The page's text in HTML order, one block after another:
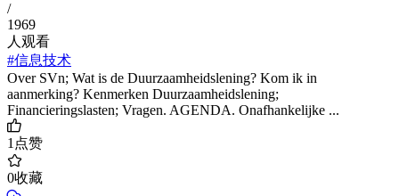
/
1969
人观看
#信息技术
Over SVn; Wat is de Duurzaamheidslening? Kom ik in
aanmerking? Kenmerken Duurzaamheidslening;
Financieringslasten; Vragen. AGENDA. Onafhankelijke ...
1点赞
0收藏